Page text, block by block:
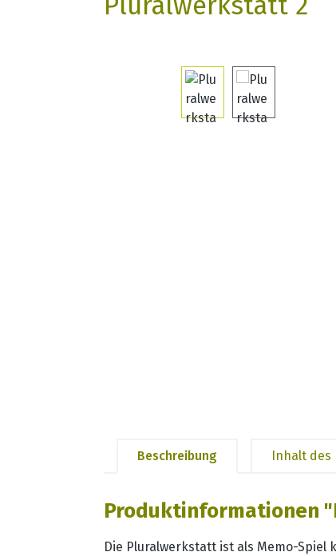
Bildergalerie überspringen
Beschreibung Inhalt des
Produktinformationen
Die Pluralwerkstatt ist als Memo-